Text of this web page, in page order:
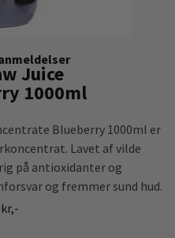
Juice
1000ml
Blueberry 1000ml er
Lavet af vilde
på antioxidanter og
og fremmer sund hud.